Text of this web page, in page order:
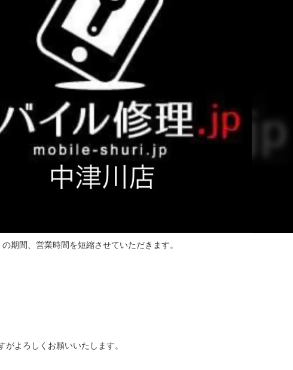
期間、営業時間を短縮させていただきます。
がよろしくお願いいたします。